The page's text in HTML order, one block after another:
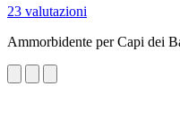
23 valutazioni
Ammorbidente per Capi dei